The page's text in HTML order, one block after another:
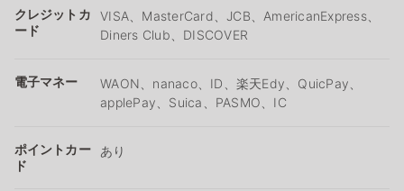
クレジットカ
ード
VISA、MasterCard、JCB、AmericanExpress、
Diners Club、DISCOVER
電子マネー
WAON、nanaco、ID、楽天Edy、QuicPay、
applePay、Suica、PASMO、IC
ポイントカー
ド
あり